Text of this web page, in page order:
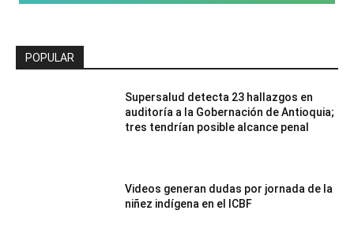
POPULAR
Supersalud detecta 23 hallazgos en
auditoría a la Gobernación de Antioquia;
tres tendrían posible alcance penal
Videos generan dudas por jornada de la
niñez indígena en el ICBF